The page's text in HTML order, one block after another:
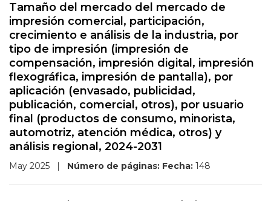
Tamaño del mercado del mercado de
impresión comercial, participación,
crecimiento e análisis de la industria, por
tipo de impresión (impresión de
compensación, impresión digital, impresión
flexográfica, impresión de pantalla), por
aplicación (envasado, publicidad,
publicación, comercial, otros), por usuario
final (productos de consumo, minorista,
automotriz, atención médica, otros) y
análisis regional, 2024-2031
May 2025 | Número de páginas: Fecha: 148